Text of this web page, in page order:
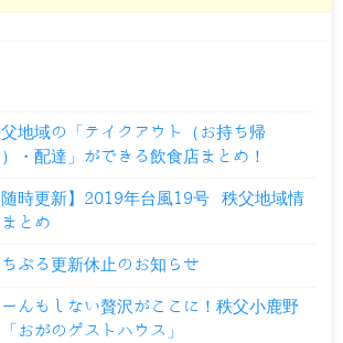
地域の「テイクアウト（お持ち帰
）・配達」ができる飲食店まとめ！
随時更新】2019年台風19号 秩父地域情
とめ
ちぶる更新休止のお知らせ
ーんもしない贅沢がここに！秩父小鹿野
おがのゲストハウス」